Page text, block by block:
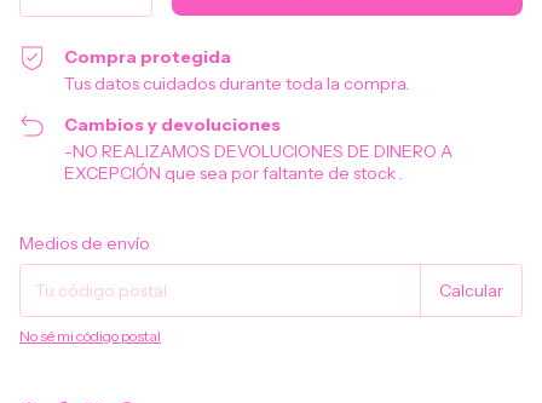
Compra protegida
Tus datos cuidados durante toda la compra.
Cambios y devoluciones
-NO REALIZAMOS DEVOLUCIONES DE DINERO A
EXCEPCIÓN que sea por faltante de stock .
Entregas para el CP:
Medios de envío
Calcular
No sé mi código postal